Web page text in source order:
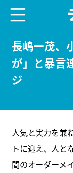
長嶋一茂、
が」と暴言
ジ
人気と実力を兼
トに迎え、人と
間のオーダーメ